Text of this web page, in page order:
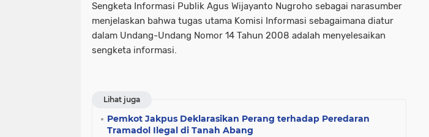
Sengketa Informasi Publik Agus Wijayanto Nugroho sebagai narasumber
menjelaskan bahwa tugas utama Komisi Informasi sebagaimana diatur
dalam Undang-Undang Nomor 14 Tahun 2008 adalah menyelesaikan
sengketa informasi.
Lihat juga
Pemkot Jakpus Deklarasikan Perang terhadap Peredaran
Tramadol Ilegal di Tanah Abang